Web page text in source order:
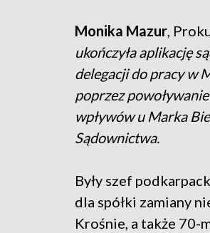
Monika Mazur ,
ukończyła aplikację
delegacji do pracy w
poprzez
wpływów u Marka
Sądownictwa.
Były szef
dla spółki zamiany
Krośnie, a także 70-